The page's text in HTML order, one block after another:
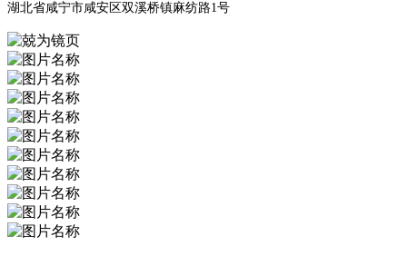
湖北省咸宁市咸安区双溪桥镇麻纺路1号